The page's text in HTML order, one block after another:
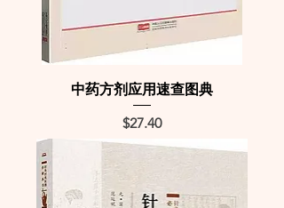
中药方剂应用速查图典
Price
$27.40